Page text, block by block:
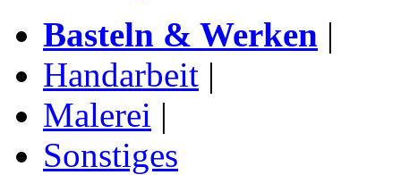
Basteln & Werken |
Handarbeit |
Malerei |
Sonstiges